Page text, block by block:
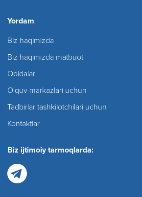
Yordam
Biz haqimizda
Biz haqimizda matbuot
Qoidalar
O'quv markazlari uchun
Tadbirlar tashkilotchilari uchun
Kontaktlar
Biz ijtimoiy tarmoqlarda: